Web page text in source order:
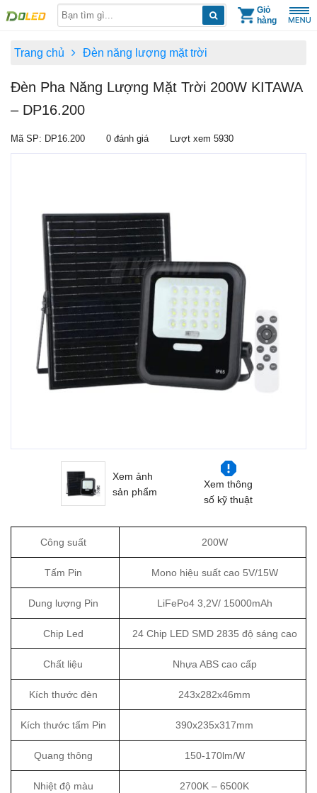
Giỏ
hàng
Trang chủ Đèn năng lượng mặt trời
Đèn Pha Năng Lượng Mặt Trời 200W KITAWA
– DP16.200
Mã SP: DP16.200 0 đánh giá Lượt xem 5930
Xem ảnh
sản phẩm
Xem thông
số kỹ thuật
Công suất 200W
Tấm Pin Mono hiệu suất cao 5V/15W
Dung lượng Pin LiFePo4 3,2V/ 15000mAh
Chip Led 24 Chip LED SMD 2835 độ sáng cao
Chất liệu Nhựa ABS cao cấp
Kích thước đèn 243x282x46mm
Kích thước tấm Pin 390x235x317mm
Quang thông 150-170lm/W
Nhiệt độ màu 2700K – 6500K